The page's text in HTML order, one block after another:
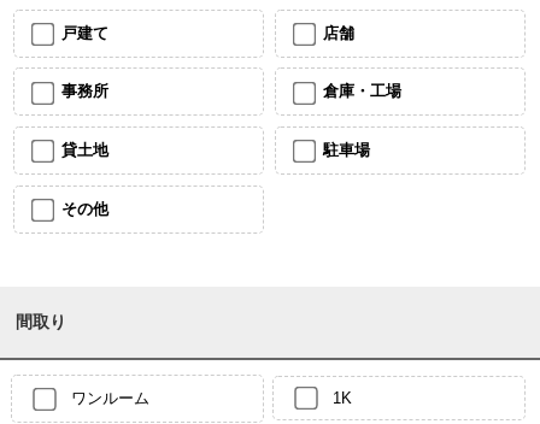
戸建て 店舗
事務所 倉庫・工場
貸土地 駐車場
その他
間取り
ワンルーム 1K